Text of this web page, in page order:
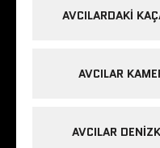
AVCILARDAKI
AVCILAR
AVCILAR